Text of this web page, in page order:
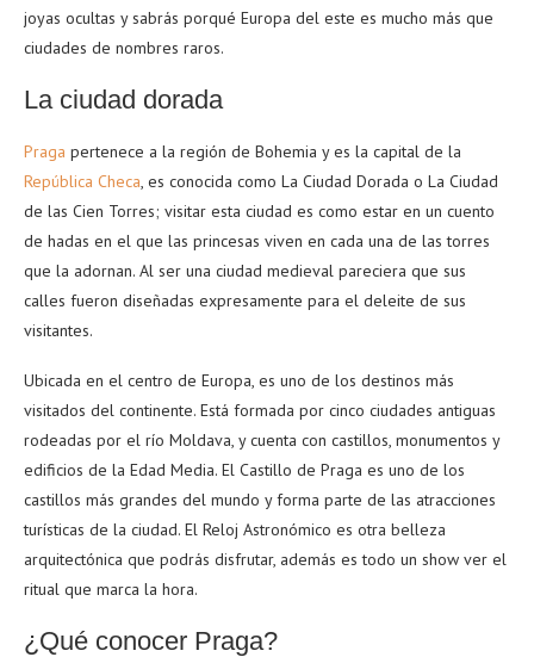
joyas ocultas y sabrás porqué Europa del este es mucho más que
ciudades de nombres raros.
La ciudad dorada
Praga pertenece a la región de Bohemia y es la capital de la
República Checa, es conocida como La Ciudad Dorada o La Ciudad
de las Cien Torres; visitar esta ciudad es como estar en un cuento
de hadas en el que las princesas viven en cada una de las torres
que la adornan. Al ser una ciudad medieval pareciera que sus
calles fueron diseñadas expresamente para el deleite de sus
visitantes.
Ubicada en el centro de Europa, es uno de los destinos más
visitados del continente. Está formada por cinco ciudades antiguas
rodeadas por el río Moldava, y cuenta con castillos, monumentos y
edificios de la Edad Media. El Castillo de Praga es uno de los
castillos más grandes del mundo y forma parte de las atracciones
turísticas de la ciudad. El Reloj Astronómico es otra belleza
arquitectónica que podrás disfrutar, además es todo un show ver el
ritual que marca la hora.
¿Qué conocer Praga?